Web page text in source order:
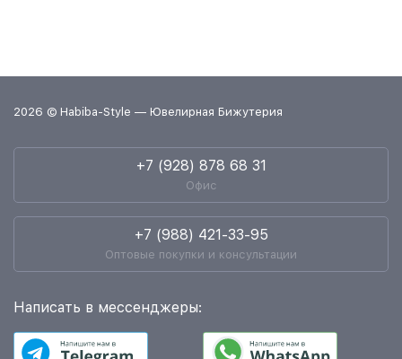
2026 © Habiba-Style — Ювелирная Бижутерия
+7 (928) 878 68 31
Офис
+7 (988) 421-33-95
Оптовые покупки и консультации
Написать в мессенджеры: